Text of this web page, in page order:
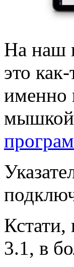
На наш
это
именно
3.1, в